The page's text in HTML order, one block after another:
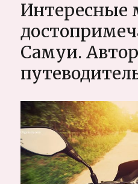
Интересные
Самуи.